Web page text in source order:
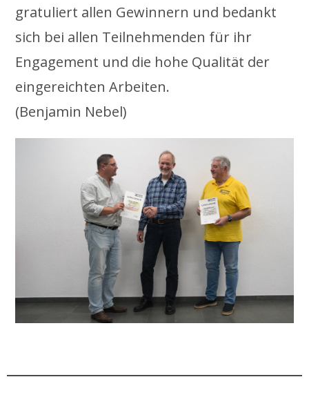
gratuliert allen Gewinnern und bedankt
sich bei allen Teilnehmenden für ihr
Engagement und die hohe Qualität der
eingereichten Arbeiten.
(Benjamin Nebel)